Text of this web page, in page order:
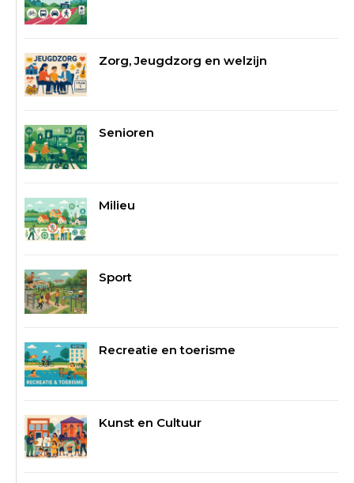
Zorg, Jeugdzorg en welzijn
Senioren
Milieu
Sport
Recreatie en toerisme
Kunst en Cultuur